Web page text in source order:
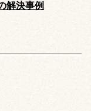
解決事例